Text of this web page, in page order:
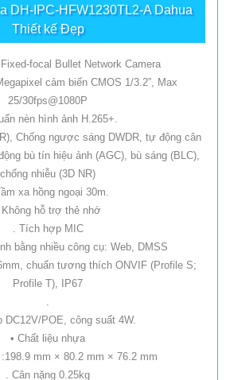
DH-IPC-HFW1230TL2-A Dahua
Thiết kế Đẹp
focal Bullet Network Camera
cảm biến CMOS 1/3.2”, Max
25/30fps@1080P
nèn hình ảnh H.265+.
Chống ngược sáng DWDR, tự động cân
bù tín hiệu ảnh (AGC), bù sáng (BLC),
chống nhiễu (3D NR)
xa hồng ngoại 30m.
Không hỗ trợ thẻ nhớ
. Tích hợp MIC
bằng nhiều công cụ: Web, DMSS
chuẩn tương thích ONVIF (Profile S;
Profile T), IP67
DC12V/POE, công suất 4W.
• Chất liệu nhựa
mm × 80.2 mm × 76.2 mm
. Cân nặng 0.25kg